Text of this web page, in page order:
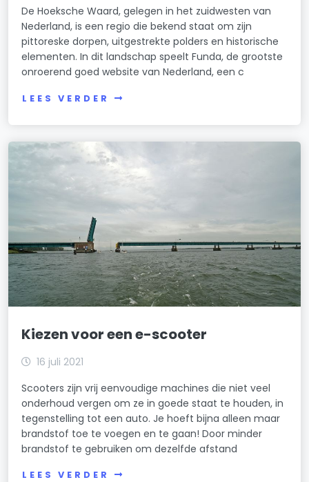
De Hoeksche Waard, gelegen in het zuidwesten van
Nederland, is een regio die bekend staat om zijn
pittoreske dorpen, uitgestrekte polders en historische
elementen. In dit landschap speelt Funda, de grootste
onroerend goed website van Nederland, een c
LEES VERDER
Kiezen voor een e-scooter
16 juli 2021
Scooters zijn vrij eenvoudige machines die niet veel
onderhoud vergen om ze in goede staat te houden, in
tegenstelling tot een auto. Je hoeft bijna alleen maar
brandstof toe te voegen en te gaan! Door minder
brandstof te gebruiken om dezelfde afstand
LEES VERDER